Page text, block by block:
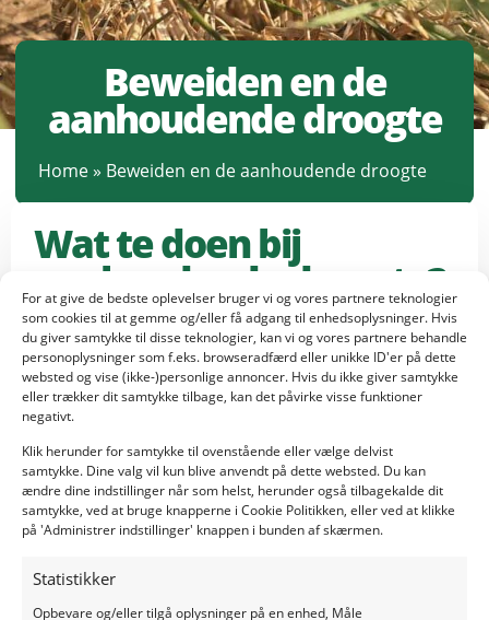
For at give de bedste oplevelser bruger vi og vores partnere teknologier
som cookies til at gemme og/eller få adgang til enhedsoplysninger. Hvis
du giver samtykke til disse teknologier, kan vi og vores partnere behandle
personoplysninger som f.eks. browseradfærd eller unikke ID'er på dette
websted og vise (ikke-)personlige annoncer. Hvis du ikke giver samtykke
eller trækker dit samtykke tilbage, kan det påvirke visse funktioner
negativt.
Klik herunder for samtykke til ovenstående eller vælge delvist
samtykke. Dine valg vil kun blive anvendt på dette websted. Du kan
ændre dine indstillinger når som helst, herunder også tilbagekalde dit
samtykke, ved at bruge knapperne i Cookie Politikken, eller ved at klikke
på 'Administrer indstillinger' knappen i bunden af skærmen.
Statistikker
Opbevare og/eller tilgå oplysninger på en enhed, Måle
Beweiden en de
aanhoudende droogte
Home» Beweiden en de aanhoudende droogte
Wat te doen bij
aanhoudende droogte?
Ook de landbouw heeft het zwaar te verduren.
Melkveehouders die weidemelk leveren, moeten soms
lastige keuzes maken. De percelen beginnen op veel
plekken bruin te worden en het gras is voor het vee
minder smakelijk. Daar komt bij dat beweiden op zulke
percelen niet bevorderlijk kan zijn voor de groei van
nieuwe grassen. De structuur kan verwoest worden en
hierdoor sterft de plant af. Het lijkt dus verstandiger om
de koeien binnen te houden, maar dit is voor veehouders